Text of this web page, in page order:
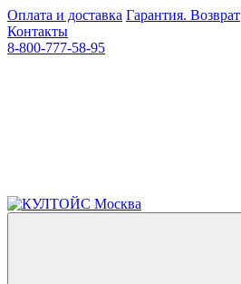
Оплата и доставка Гарантия. Возврат
Контакты
8-800-777-58-95